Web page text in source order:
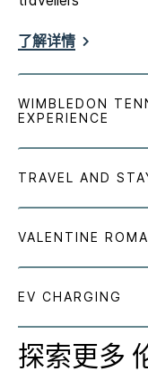
了解详情
探索更多